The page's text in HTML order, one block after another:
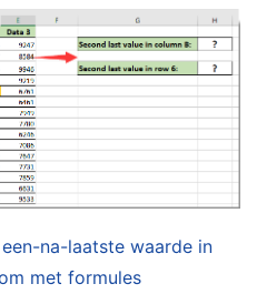
na-laatste waarde in
met formules